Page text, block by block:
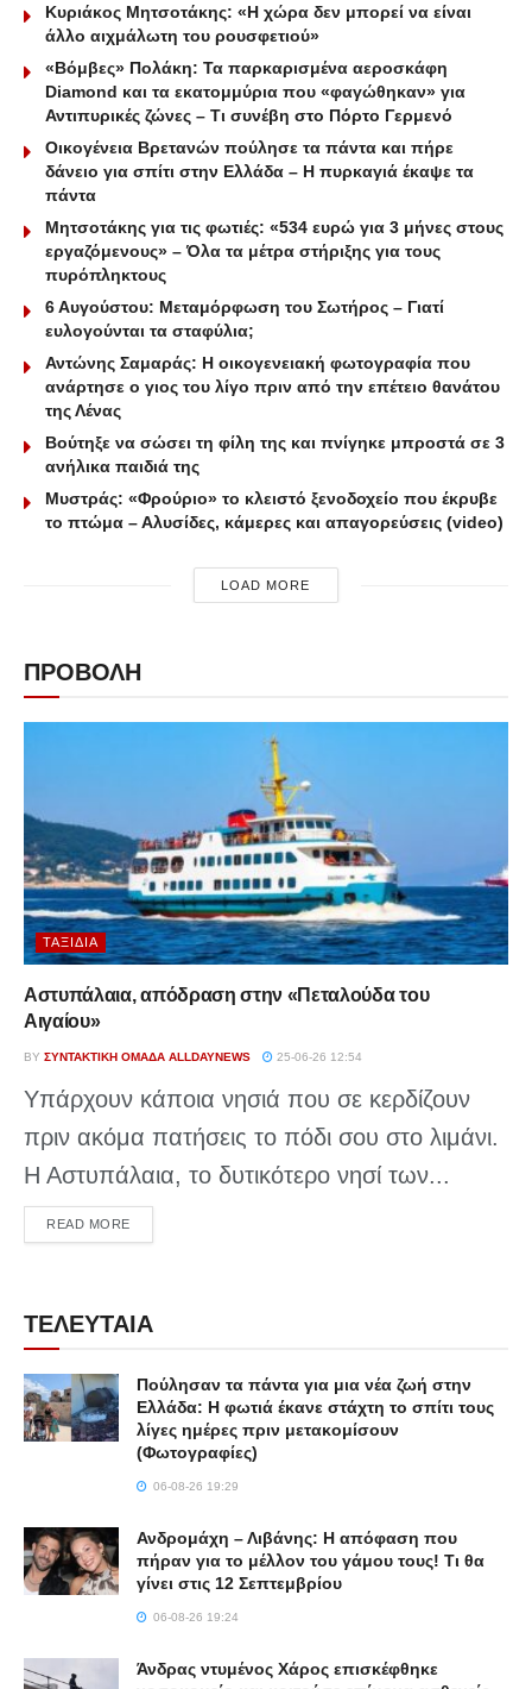
Κυριάκος Μητσοτάκης: «Η χώρα δεν μπορεί να είναι
άλλο αιχμάλωτη του ρουσφετιού»
«Βόμβες» Πολάκη: Τα παρκαρισμένα αεροσκάφη
Diamond και τα εκατομμύρια που «φαγώθηκαν» για
Αντιπυρικές ζώνες – Τι συνέβη στο Πόρτο Γερμενό
Οικογένεια Βρετανών πούλησε τα πάντα και πήρε
δάνειο για σπίτι στην Ελλάδα – Η πυρκαγιά έκαψε τα
πάντα
Μητσοτάκης για τις φωτιές: «534 ευρώ για 3 μήνες στους
εργαζόμενους» – Όλα τα μέτρα στήριξης για τους
πυρόπληκτους
6 Αυγούστου: Μεταμόρφωση του Σωτήρος – Γιατί
ευλογούνται τα σταφύλια;
Αντώνης Σαμαράς: Η οικογενειακή φωτογραφία που
ανάρτησε ο γιος του λίγο πριν από την επέτειο θανάτου
της Λένας
Βούτηξε να σώσει τη φίλη της και πνίγηκε μπροστά σε 3
ανήλικα παιδιά της
Μυστράς: «Φρούριο» το κλειστό ξενοδοχείο που έκρυβε
το πτώμα – Αλυσίδες, κάμερες και απαγορεύσεις (video)
LOAD MORE
ΠΡΟΒΟΛΗ
ΤΑΞΊΔΙΑ
Αστυπάλαια, απόδραση στην «Πεταλούδα του
Αιγαίου»
BY ΣΥΝΤΑΚΤΙΚΉ ΟΜΆΔΑ ALLDAYNEWS 25-06-26 12:54
Υπάρχουν κάποια νησιά που σε κερδίζουν
πριν ακόμα πατήσεις το πόδι σου στο λιμάνι.
Η Αστυπάλαια, το δυτικότερο νησί των...
READ MOREDETAILS
ΤΕΛΕΥΤΑΙΑ
Πούλησαν τα πάντα για μια νέα ζωή στην
Ελλάδα: Η φωτιά έκανε στάχτη το σπίτι τους
λίγες ημέρες πριν μετακομίσουν
(Φωτογραφίες)
06-08-26 19:29
Ανδρομάχη – Λιβάνης: Η απόφαση που
πήραν για το μέλλον του γάμου τους! Τι θα
γίνει στις 12 Σεπτεμβρίου
06-08-26 19:24
Άνδρας ντυμένος Χάρος επισκέφθηκε